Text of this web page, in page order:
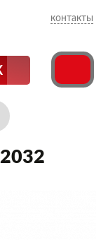
контакты